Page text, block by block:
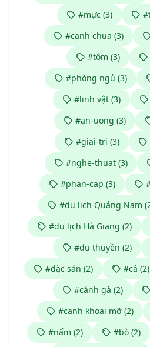
#mực (3)
#canh chua (3)
#tôm (3)
#phòng ngủ (3)
#linh vật (3)
#an-uong (3)
#giai-tri (3)
#nghe-thuat (3)
#phan-cap (3)
#du lịch Quảng Nam
#du lịch Hà Giang (2)
#du thuyền (2)
#đặc sản (2)
#cá (2)
#cánh gà (2)
#canh khoai mỡ (2)
#nấm (2)
#bò (2)